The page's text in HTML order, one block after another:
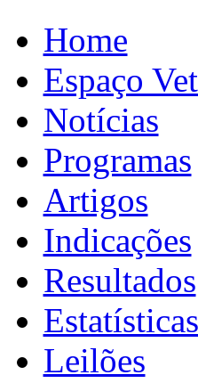
Home
Espaço
Notícias
Programas
Artigos
Indicações
Resultados
Estatísticas
Leilões